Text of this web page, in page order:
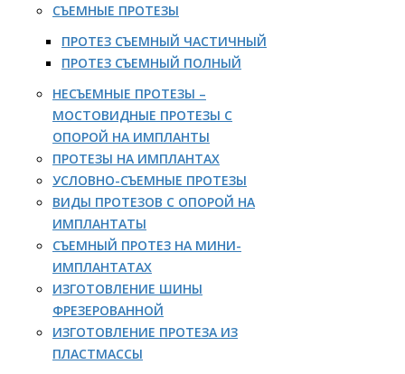
СЪЕМНЫЕ ПРОТЕЗЫ
ПРОТЕЗ СЪЕМНЫЙ ЧАСТИЧНЫЙ
ПРОТЕЗ СЪЕМНЫЙ ПОЛНЫЙ
НЕСЪЕМНЫЕ ПРОТЕЗЫ –
МОСТОВИДНЫЕ ПРОТЕЗЫ С
ОПОРОЙ НА ИМПЛАНТЫ
ПРОТЕЗЫ НА ИМПЛАНТАХ
УСЛОВНО-СЪЕМНЫЕ ПРОТЕЗЫ
ВИДЫ ПРОТЕЗОВ С ОПОРОЙ НА
ИМПЛАНТАТЫ
СЪЕМНЫЙ ПРОТЕЗ НА МИНИ-
ИМПЛАНТАТАХ
ИЗГОТОВЛЕНИЕ ШИНЫ
ФРЕЗЕРОВАННОЙ
ИЗГОТОВЛЕНИЕ ПРОТЕЗА ИЗ
ПЛАСТМАССЫ